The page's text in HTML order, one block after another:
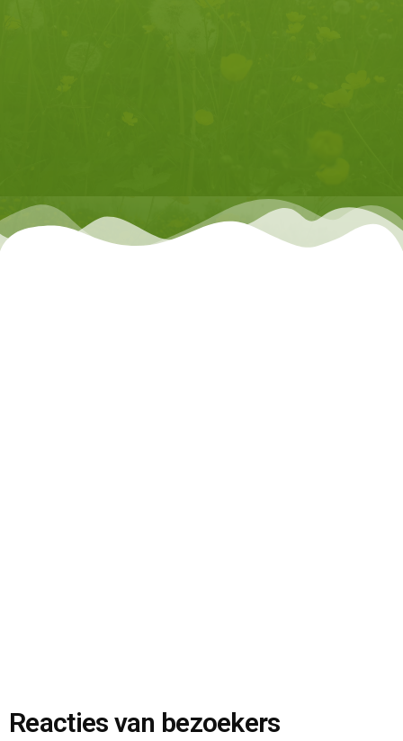
Reacties van bezoekers